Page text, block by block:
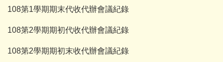
108第1學期期末代收代辦會議紀錄
108第2學期期初代收代辦會議紀錄
108第2學期期初末收代辦會議紀錄